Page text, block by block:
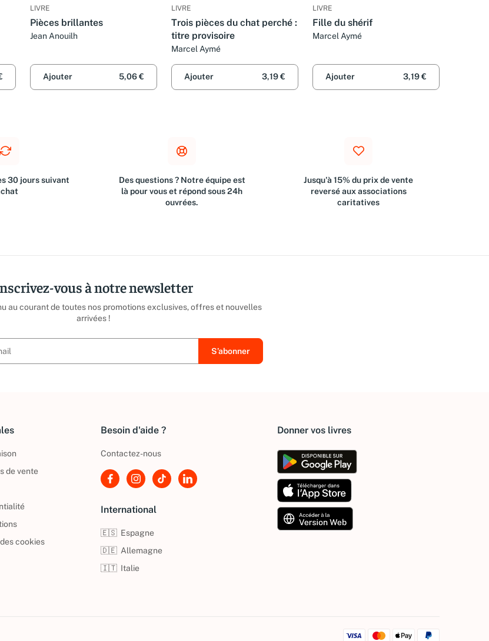
LIVRE
Pièces brillantes
Jean Anouilh
Ajouter 5,06 €
LIVRE
Trois pièces du chat perché :
titre provisoire
Marcel Aymé
Ajouter 3,19 €
LIVRE
Fille du shérif
Marcel Aymé
Ajouter 3,19 €
30 jours suivant
Des questions ? Notre équipe est
là pour vous et répond sous 24h
ouvrées.
Jusqu'à 15% du prix de vente
reversé aux associations
caritatives
vous à notre newsletter
au courant de toutes nos promotions exclusives, offres et nouvelles
arrivées !
de vente
cookies
Besoin d'aide ?
Contactez-nous
International
🇪🇸 Espagne
🇩🇪 Allemagne
🇮🇹 Italie
Donner vos livres